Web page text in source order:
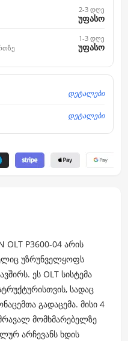
2-3 დღე
უფასო
1-3 დღე
უფასო
დეტალები
დეტალები
OLT P3600-04 არის
უზრუნველყოფს
ეს OLT სისტემა
სადაც
გადაცემა. მისი 4
მომხმარებელზე
არჩევანს ხდის